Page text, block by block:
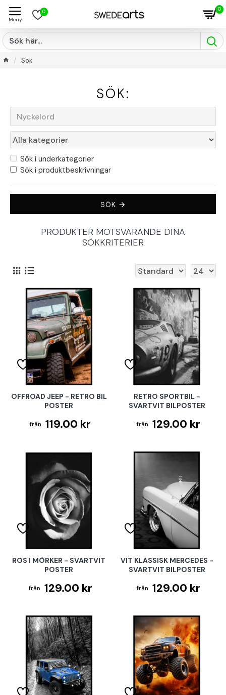
0 0
Sök
SÖK:
Sök i underkategorier
Sök i produktbeskrivningar
SÖK
PRODUKTER MOTSVARANDE DINA
SÖKKRITERIER
OFFROAD JEEP - RETRO BIL
POSTER
119.00 kr
RETRO SPORTBIL -
SVARTVIT BILPOSTER
129.00 kr
ROS I MÖRKER - SVARTVIT
POSTER
129.00 kr
VIT KLASSISK MERCEDES -
SVARTVIT BILPOSTER
129.00 kr